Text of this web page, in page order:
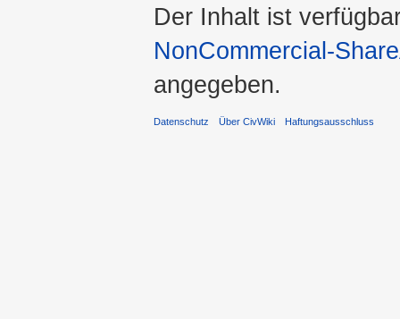
Der Inhalt ist
NonCommercial-
angegeben.
Datenschutz Über CivWiki Haftungsausschluss